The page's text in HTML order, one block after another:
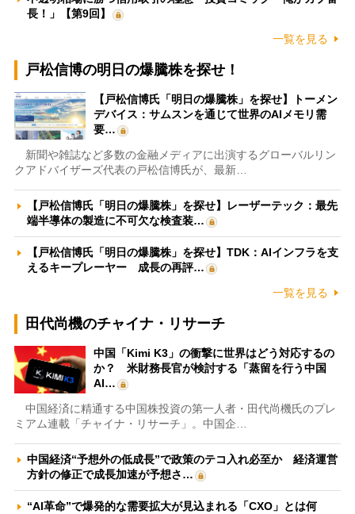
長！」【第9回】
一覧を見る
戸松信博の明日の爆騰株を探せ！
【戸松信博氏「明日の爆騰株」を探せ】トーメン
デバイス：サムスンを通じて世界のAIメモリ需
要…
新聞や雑誌など多数の金融メディアに出演するグローバルリン
クアドバイザーズ代表の戸松信博氏が、最新…
【戸松信博氏「明日の爆騰株」を探せ】レーザーテック：最先
端半導体の製造に不可欠な検査装…
【戸松信博氏「明日の爆騰株」を探せ】TDK：AIインフラを支
えるキープレーヤー 成長の再評…
一覧を見る
田代尚機のチャイナ・リサーチ
中国「Kimi K3」の衝撃に世界はどう対応するの
か？ 米財務長官が検討する「蒸留を行う中国
AI…
中国経済に精通する中国株投資の第一人者・田代尚機氏のプレ
ミアム連載「チャイナ・リサーチ」。中国企…
中国経済“予想外の低成長”で政策のテコ入れ必至か 経済運営
方針の修正で成長加速が予想さ…
“AI革命”で爆発的な需要拡大が見込まれる「CXO」とは何